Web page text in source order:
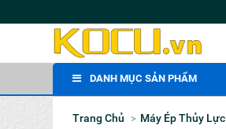
DANH MỤC SẢN PHẨM
Trang Chủ Máy Ép Thủy Lực